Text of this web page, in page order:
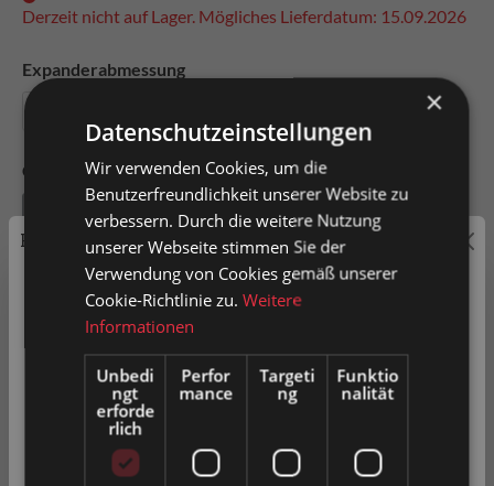
Derzeit nicht auf Lager. Mögliches Lieferdatum: 15.09.2026
Expanderabmessung
Gewinde
Artikel-Nr.0024280
Preisauszeichnung
Privatkunden können Preise mit MwSt. (brutto) und
Geschäftskunden Preise ohne MwSt. (netto) angezeigt
werden.
Bitte wählen Sie Ihre bevorzugte Einstellung:
Privatkunde
×
Datenschutzeinstellungen
Wir verwenden Cookies, um die
Benutzerfreundlichkeit unserer Website zu
verbessern. Durch die weitere Nutzung
unserer Webseite stimmen Sie der
Verwendung von Cookies gemäß unserer
Cookie-Richtlinie zu.Weitere
Informationen
Unbedi
ngt
erforde
rlich
Perfor
mance
Targeti
ng
Funktio
nalität